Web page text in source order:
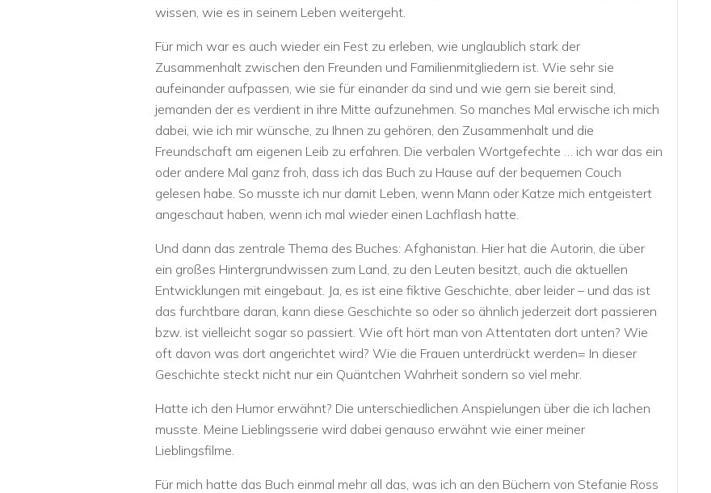
wissen, wie es in seinem Leben weitergeht.
Für mich war es auch wieder ein Fest zu erleben, wie unglaublich stark der
Zusammenhalt zwischen den Freunden und Familienmitgliedern ist. Wie sehr sie
aufeinander aufpassen, wie sie für einander da sind und wie gern sie bereit sind,
jemanden der es verdient in ihre Mitte aufzunehmen. So manches Mal erwische ich mich
dabei, wie ich mir wünsche, zu Ihnen zu gehören, den Zusammenhalt und die
Freundschaft am eigenen Leib zu erfahren. Die verbalen Wortgefechte … ich war das ein
oder andere Mal ganz froh, dass ich das Buch zu Hause auf der bequemen Couch
gelesen habe. So musste ich nur damit Leben, wenn Mann oder Katze mich entgeistert
angeschaut haben, wenn ich mal wieder einen Lachflash hatte.
Und dann das zentrale Thema des Buches: Afghanistan. Hier hat die Autorin, die über
ein großes Hintergrundwissen zum Land, zu den Leuten besitzt, auch die aktuellen
Entwicklungen mit eingebaut. Ja, es ist eine fiktive Geschichte, aber leider – und das ist
das furchtbare daran, kann diese Geschichte so oder so ähnlich jederzeit dort passieren
bzw. ist vielleicht sogar so passiert. Wie oft hört man von Attentaten dort unten? Wie
oft davon was dort angerichtet wird? Wie die Frauen unterdrückt werden= In dieser
Geschichte steckt nicht nur ein Quäntchen Wahrheit sondern so viel mehr.
Hatte ich den Humor erwähnt? Die unterschiedlichen Anspielungen über die ich lachen
musste. Meine Lieblingsserie wird dabei genauso erwähnt wie einer meiner
Lieblingsfilme.
Für mich hatte das Buch einmal mehr all das, was ich an den Büchern von Stefanie Ross